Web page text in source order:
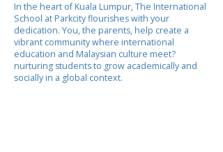
In the heart of Kuala Lumpur, The International
School at Parkcity flourishes with your
dedication. You, the parents, help create a
vibrant community where international
education and Malaysian culture meet?
nurturing students to grow academically and
socially in a global context.